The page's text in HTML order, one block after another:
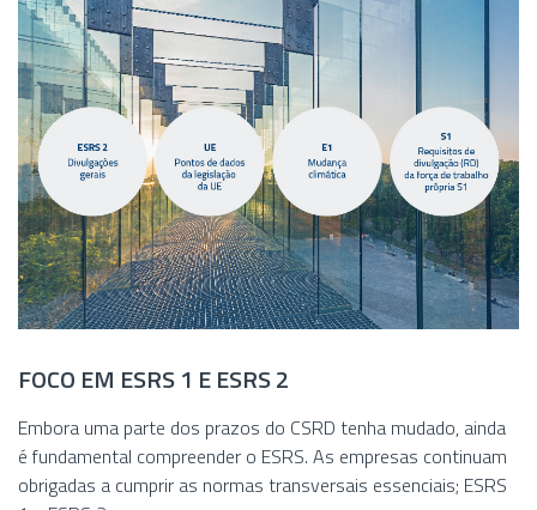
FOCO EM ESRS 1 E ESRS 2
Embora uma parte dos prazos do CSRD tenha mudado, ainda
é fundamental compreender o ESRS. As empresas continuam
obrigadas a cumprir as normas transversais essenciais; ESRS